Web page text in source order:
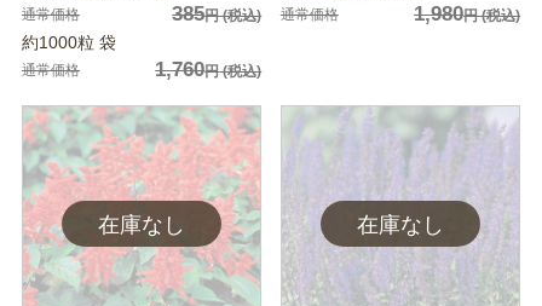
通常価格 385円(税込)
約1000粒 袋
通常価格 1,760円(税込)
通常価格 1,980円(税込)